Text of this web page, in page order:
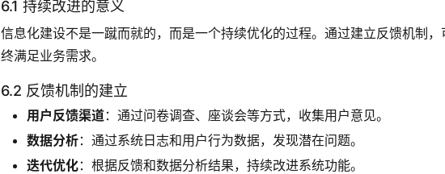
6.1 持续改进的意义
信息化建设不是一蹴而就的，而是一个持续优化的过程。通过建立反馈机制
终满足业务需求。
6.2 反馈机制的建立
用户反馈渠道：通过问卷调查、座谈会等方式，收集用户意见。
数据分析：通过系统日志和用户行为数据，发现潜在问题。
迭代优化：根据反馈和数据分析结果，持续改进系统功能。